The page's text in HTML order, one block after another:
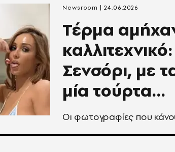
Τέρμα
Σενσόρι, με
μία τούρτα...
Οι φωτογραφίες που
Newsroom 24.06.2026